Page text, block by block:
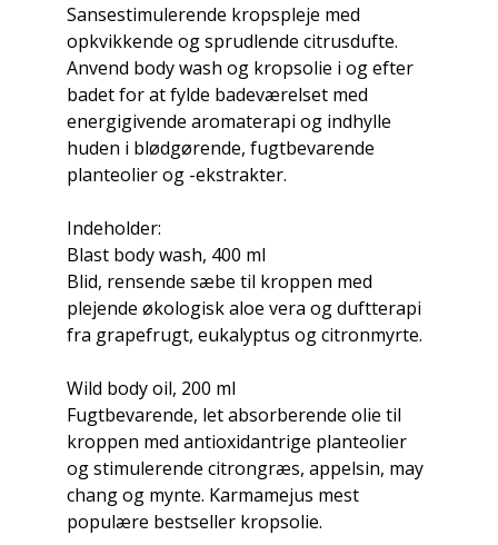
Sansestimulerende kropspleje med
opkvikkende og sprudlende citrusdufte.
Anvend body wash og kropsolie i og efter
badet for at fylde badeværelset med
energigivende aromaterapi og indhylle
huden i blødgørende, fugtbevarende
planteolier og -ekstrakter.
Indeholder:
Blast body wash, 400 ml
Blid, rensende sæbe til kroppen med
plejende økologisk aloe vera og duftterapi
fra grapefrugt, eukalyptus og citronmyrte.
Wild body oil, 200 ml
Fugtbevarende, let absorberende olie til
kroppen med antioxidantrige planteolier
og stimulerende citrongræs, appelsin, may
chang og mynte. Karmamejus mest
populære bestseller kropsolie.